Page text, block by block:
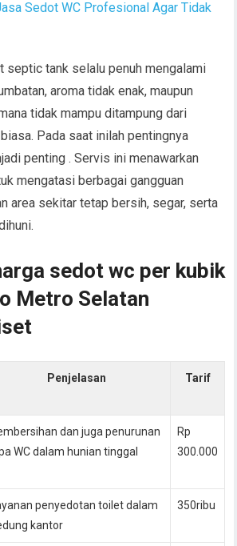
Sedot WC Profesional Agar Tidak
septic tank selalu penuh mengalami
aroma tidak enak, maupun
tidak mampu ditampung dari
Pada saat inilah pentingnya
penting . Servis ini menawarkan
mengatasi berbagai gangguan
area sekitar tetap bersih, segar, serta
sedot wc per kubik
Metro Selatan
Penjelasan Tarif
dan juga penurunan
WC dalam hunian tinggal
Rp
300.000
penyedotan toilet dalam
kantor
350ribu